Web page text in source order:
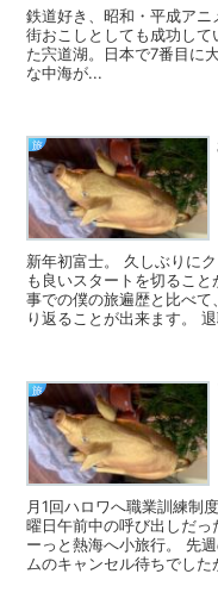
鉄道好き、昭和・平成アニ
街おこしとしても成功し
た宍道湖。日本で7番目に
な中海が...
旅
新年初富士。 久しぶりに
も良いスタートを切るこ
事での僕の旅遍歴と比べ
り返ることが出来ます。
旅
月1回ハロワへ職業訓練制
曜日午前中の呼び出しだ
ーっと熱海へ小旅行。 先
ムのキャンセル待ちでし